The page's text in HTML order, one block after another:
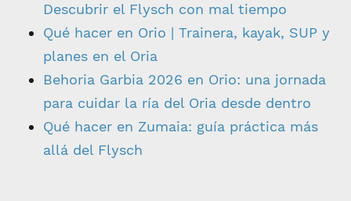
Descubrir el Flysch con mal tiempo
Qué hacer en Orio | Trainera, kayak, SUP y
planes en el Oria
Behoria Garbia 2026 en Orio: una jornada
para cuidar la ría del Oria desde dentro
Qué hacer en Zumaia: guía práctica más
allá del Flysch